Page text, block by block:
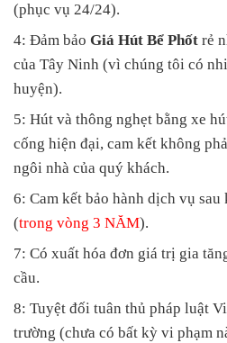
(phục vụ 24/24).
4: Đảm bảo Giá Hút Bể Phốt rẻ
của Tây Ninh (vì chúng tôi có
huyện).
5: Hút và thông nghẹt bằng xe
cống hiện đại, cam kết không
ngôi nhà của quý khách.
6: Cam kết bảo hành dịch vụ
(trong vòng 3 NĂM).
7: Có xuất hóa đơn giá trị gia
cầu.
8: Tuyệt đối tuân thủ pháp luật
trường (chưa có bất kỳ vi phạm